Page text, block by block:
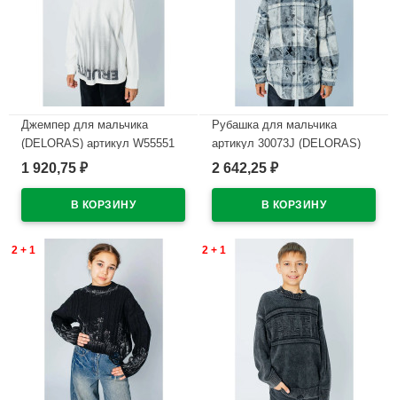
Джемпер для мальчика
(DELORAS) артикул W55551
размер 34/134-44/164 цвет
1 920,75 ₽
Рубашка для мальчика
артикул 30073J (DELORAS)
размер цвет серый
2 642,25 ₽
2 + 1 2 + 1